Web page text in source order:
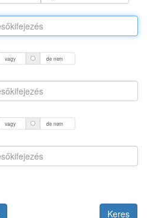
vagy de nem
vagy de nem